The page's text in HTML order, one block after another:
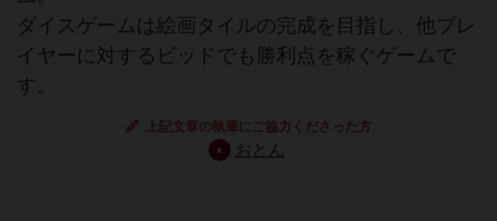
ダイスゲームは絵画タイルの完成を目指し、他プレ
イヤーに対するビッドでも勝利点を稼ぐゲームで
す。
上記文章の執筆にご協力くださった方
おとん